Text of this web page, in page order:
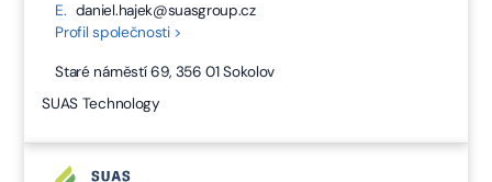
E. daniel.hajek@suasgroup.cz
Profil společnosti >
Staré náměstí 69, 356 01 Sokolov
SUAS Technology